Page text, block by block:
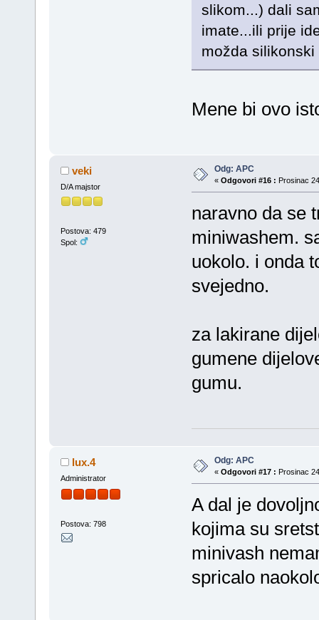
slikom...) dali
imate...ili prije
možda
Mene bi ovo
veki
D/A majstor
Postova: 479
Spol:
Odg: APC
« Odgovori #16 : Prosinac
naravno da se
miniwashem.
uokolo. i onda
svejedno.
za lakirane
gumene
gumu.
lux.4
Administrator
Postova: 798
Odg: APC
« Odgovori #17 : Prosinac
A dal je
kojima su
minivash
spricalo